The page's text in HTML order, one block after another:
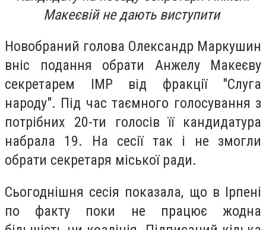
Макеєвій не дають виступити
Новобраний голова Олександр Маркушин
вніс подання обрати Анжелу Макеєву
секретарем ІМР від фракції "Слуга
народу". Під час таємного голосування з
потрібних 20-ти голосів її кандидатура
набрала 19. На сесії так і не змогли
обрати секретаря міської ради.
Сьогоднішня сесія показала, що в Ірпені
по факту поки не працює жодна